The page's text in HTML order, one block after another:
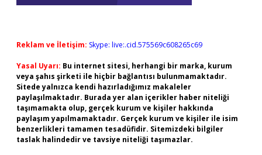
Reklam ve İletişim: Skype: live:.cid.575569c608265c69
Yasal Uyarı: Bu internet sitesi, herhangi bir marka, kurum
veya şahıs şirketi ile hiçbir bağlantısı bulunmamaktadır.
Sitede yalnızca kendi hazırladığımız makaleler
paylaşılmaktadır. Burada yer alan içerikler haber niteliği
taşımamakta olup, gerçek kurum ve kişiler hakkında
paylaşım yapılmamaktadır. Gerçek kurum ve kişiler ile isim
benzerlikleri tamamen tesadüfidir. Sitemizdeki bilgiler
taslak halindedir ve tavsiye niteliği taşımazlar.